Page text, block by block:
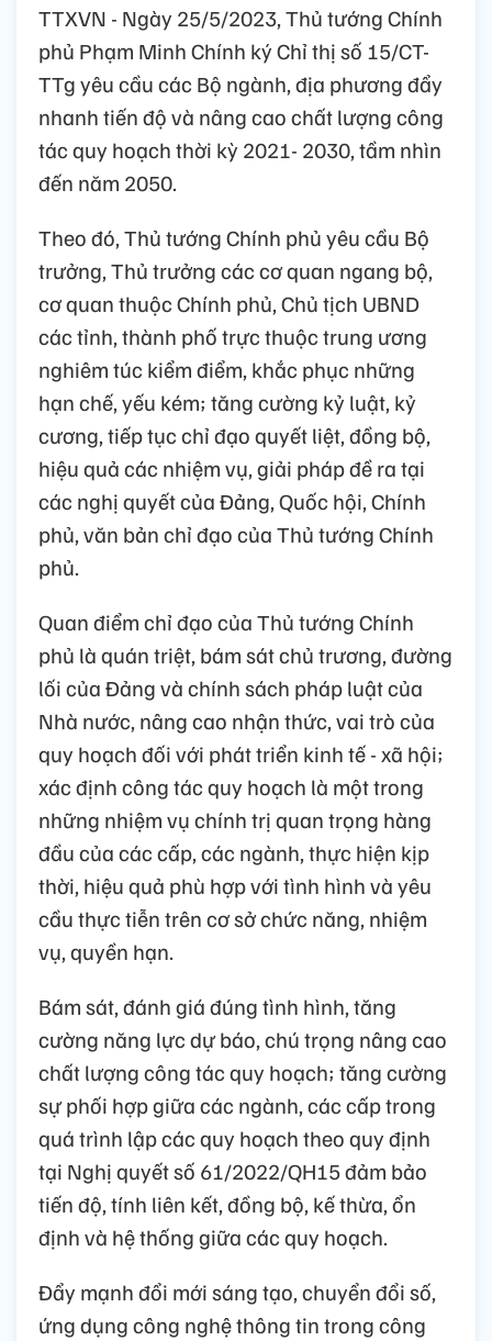
TTXVN - Ngày 25/5/2023, Thủ tướng Chính
phủ Phạm Minh Chính ký Chỉ thị số 15/CT-
TTg yêu cầu các Bộ ngành, địa phương đẩy
nhanh tiến độ và nâng cao chất lượng công
tác quy hoạch thời kỳ 2021- 2030, tầm nhìn
đến năm 2050.
Theo đó, Thủ tướng Chính phủ yêu cầu Bộ
trưởng, Thủ trưởng các cơ quan ngang bộ,
cơ quan thuộc Chính phủ, Chủ tịch UBND
các tỉnh, thành phố trực thuộc trung ương
nghiêm túc kiểm điểm, khắc phục những
hạn chế, yếu kém; tăng cường kỷ luật, kỷ
cương, tiếp tục chỉ đạo quyết liệt, đồng bộ,
hiệu quả các nhiệm vụ, giải pháp đề ra tại
các nghị quyết của Đảng, Quốc hội, Chính
phủ, văn bản chỉ đạo của Thủ tướng Chính
phủ.
Quan điểm chỉ đạo của Thủ tướng Chính
phủ là quán triệt, bám sát chủ trương, đường
lối của Đảng và chính sách pháp luật của
Nhà nước, nâng cao nhận thức, vai trò của
quy hoạch đối với phát triển kinh tế - xã hội;
xác định công tác quy hoạch là một trong
những nhiệm vụ chính trị quan trọng hàng
đầu của các cấp, các ngành, thực hiện kịp
thời, hiệu quả phù hợp với tình hình và yêu
cầu thực tiễn trên cơ sở chức năng, nhiệm
vụ, quyền hạn.
Bám sát, đánh giá đúng tình hình, tăng
cường năng lực dự báo, chú trọng nâng cao
chất lượng công tác quy hoạch; tăng cường
sự phối hợp giữa các ngành, các cấp trong
quá trình lập các quy hoạch theo quy định
tại Nghị quyết số 61/2022/QH15 đảm bảo
tiến độ, tính liên kết, đồng bộ, kế thừa, ổn
định và hệ thống giữa các quy hoạch.
Đẩy mạnh đổi mới sáng tạo, chuyển đổi số,
ứng dụng công nghệ thông tin trong công